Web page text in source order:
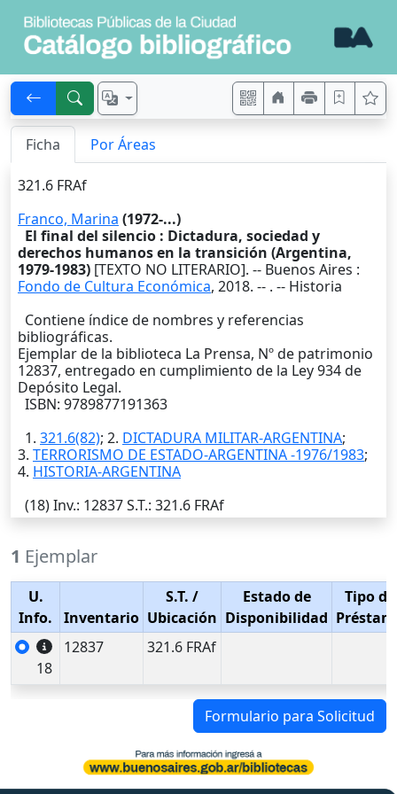
Ficha Por Áreas
321.6 FRAf
Franco, Marina (1972-...)
El final del silencio : Dictadura, sociedad y
derechos humanos en la transición (Argentina,
1979-1983) [TEXTO NO LITERARIO]. -- Buenos Aires :
Fondo de Cultura Económica, 2018. -- . -- Historia
Contiene índice de nombres y referencias
bibliográficas.
Ejemplar de la biblioteca La Prensa, Nº de patrimonio
12837, entregado en cumplimiento de la Ley 934 de
Depósito Legal.
ISBN: 9789877191363
1. 321.6(82); 2. DICTADURA MILITAR-ARGENTINA;
3. TERRORISMO DE ESTADO-ARGENTINA -1976/1983;
4. HISTORIA-ARGENTINA
(18)Inv.: 12837S.T.: 321.6 FRAf
1 Ejemplar
U.
Info.
Inventario
S.T. /
Ubicación
Estado de
Disponibilidad
Tipo de
18
12837 321.6 FRAf
Formulario para Solicitud